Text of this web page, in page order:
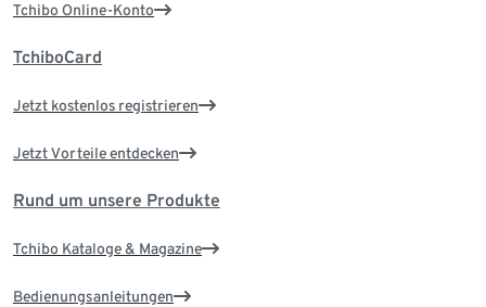
Tchibo Online-Konto
TchiboCard
Jetzt kostenlos registrieren
Jetzt Vorteile entdecken
Rund um unsere Produkte
Tchibo Kataloge & Magazine
Bedienungsanleitungen